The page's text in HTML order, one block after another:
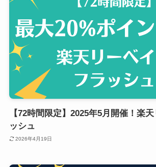
【72時間限定】2025年5月開催！楽
ッシュ
2026年4月19日